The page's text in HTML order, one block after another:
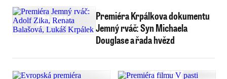
Premiéra Krpálkova dokumentu
Jemný rváč: Syn Michaela
Douglase a řada hvězd